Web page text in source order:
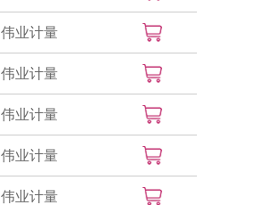
伟业计量
伟业计量
伟业计量
伟业计量
伟业计量